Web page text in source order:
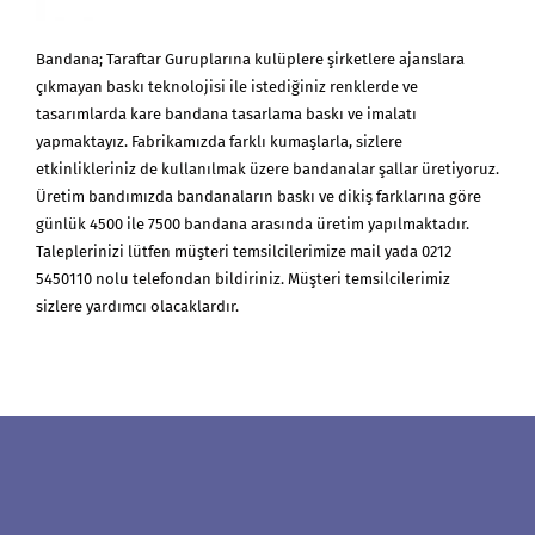
Bandana; Taraftar Guruplarına kulüplere şirketlere ajanslara
çıkmayan baskı teknolojisi ile istediğiniz renklerde ve
tasarımlarda kare bandana tasarlama baskı ve imalatı
yapmaktayız. Fabrikamızda farklı kumaşlarla, sizlere
etkinlikleriniz de kullanılmak üzere bandanalar şallar üretiyoruz.
Üretim bandımızda bandanaların baskı ve dikiş farklarına göre
günlük 4500 ile 7500 bandana arasında üretim yapılmaktadır.
Taleplerinizi lütfen müşteri temsilcilerimize mail yada 0212
5450110 nolu telefondan bildiriniz. Müşteri temsilcilerimiz
sizlere yardımcı olacaklardır.